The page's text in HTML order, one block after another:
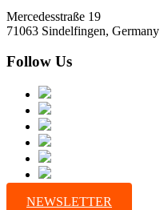
Mercedesstraße 19
71063 Sindelfingen, Germany
Follow Us
NEWSLETTER